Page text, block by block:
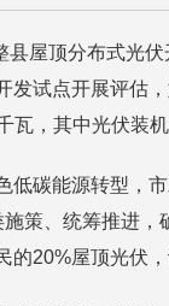
屋顶分布式光
发试点开展评估
，其中光伏装
低碳能源转型，
策、统筹推进
20%屋顶光伏